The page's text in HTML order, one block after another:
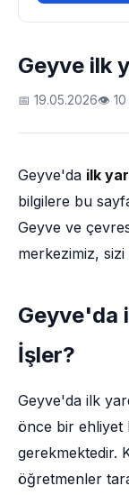
Geyve ilk
📅 19.05.2026👁 10
Geyve'da ilk
bilgilere bu
Geyve ve
merkezimiz, sizi
Geyve'da
İşler?
Geyve'da ilk
önce bir ehliyet
gerekmektedir.
öğretmenler